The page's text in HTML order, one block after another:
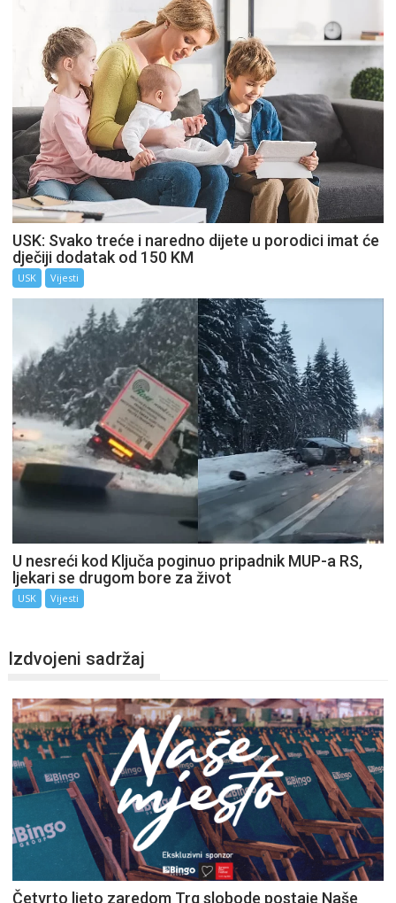
USK: Svako treće i naredno dijete u porodici imat će
dječiji dodatak od 150 KM
USK Vijesti
U nesreći kod Ključa poginuo pripadnik MUP-a RS,
ljekari se drugom bore za život
USK Vijesti
Izdvojeni sadržaj
Četvrto ljeto zaredom Trg slobode postaje Naše